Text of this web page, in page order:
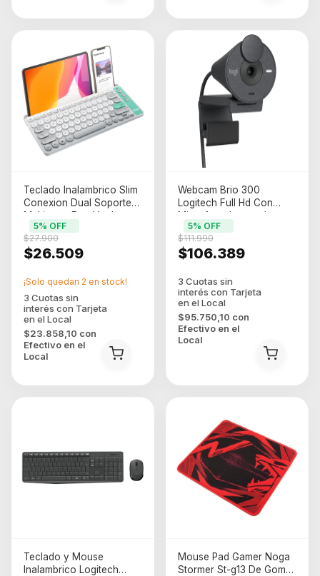
Teclado Inalambrico Slim
Conexion Dual Soporte
Multitarea Ep - Verde -
Espaol Latinoamerica
$26.509
$27.900
5% OFF
$23.858,10 con
Efectivo en el
Local
¡Solo quedan 2 en stock!
Webcam Brio 300
Logitech Full Hd Con
Microfono Integrado
Color Negro
$106.389
$111.990
5% OFF
$95.750,10 con
Efectivo en el
Local
Teclado y Mouse
Inalambrico Logitech
Mouse Pad Gamer Noga
Stormer St-g13 De Goma